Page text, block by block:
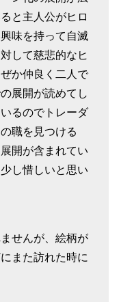
と主人公がヒロ
味を持って自滅
して慈悲的なヒ
か仲良く二人で
展開が読めてし
るのでトレーダ
職を見つける
開が含まれてい
し惜しいと思い
せんが、絵柄が
また訪れた時に